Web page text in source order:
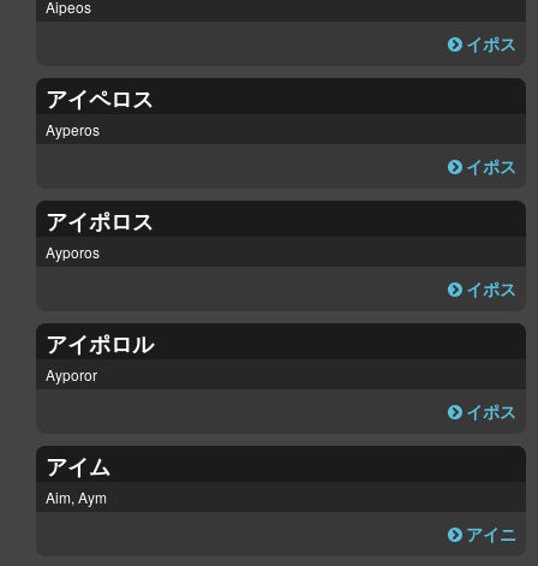
Aipeos
イポス
アイペロス
Ayperos
イポス
アイポロス
Ayporos
イポス
アイポロル
Ayporor
イポス
アイム
Aim, Aym
アイニ